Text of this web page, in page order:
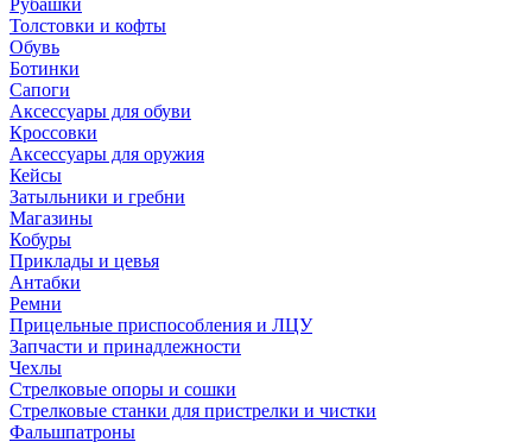
Рубашки
Толстовки и кофты
Обувь
Ботинки
Сапоги
Аксессуары для обуви
Кроссовки
Аксессуары для оружия
Кейсы
Затыльники и гребни
Магазины
Кобуры
Приклады и цевья
Антабки
Ремни
Прицельные приспособления и ЛЦУ
Запчасти и принадлежности
Чехлы
Стрелковые опоры и сошки
Стрелковые станки для пристрелки и чистки
Фальшпатроны